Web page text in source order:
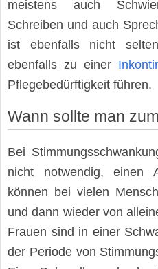
meistens auch
Schreiben und auch
ist ebenfalls nicht
ebenfalls zu einer
Pflegebedürftigkeit führen.
Wann sollte man
Bei
nicht notwendig, einen
können bei vielen
und dann wieder von
Frauen sind in einer
der Periode von